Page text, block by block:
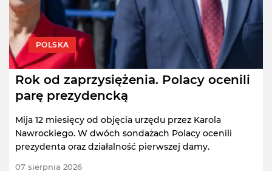
POLSKA
Rok od zaprzysiężenia. Polacy ocenili
parę prezydencką
Mija 12 miesięcy od objęcia urzędu przez Karola
Nawrockiego. W dwóch sondażach Polacy ocenili
prezydenta oraz działalność pierwszej damy.
07 sierpnia 2026